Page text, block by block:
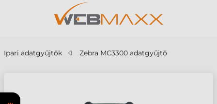
Ipari adatgyűjtők Zebra MC3300 adatgyűjtő